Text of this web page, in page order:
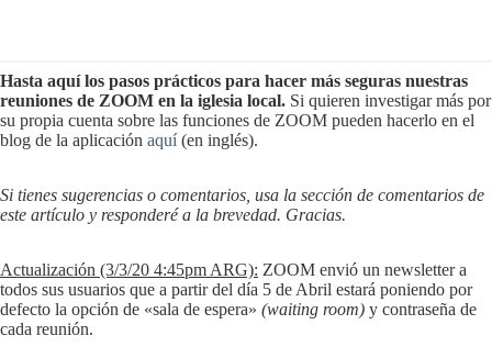
Hasta aquí los pasos prácticos para hacer más seguras nuestras
reuniones de ZOOM en la iglesia local. Si quieren investigar más por
su propia cuenta sobre las funciones de ZOOM pueden hacerlo en el
blog de la aplicación aquí(en inglés).
Si tienes sugerencias o comentarios, usa la sección de comentarios de
este artículo y responderé a la brevedad. Gracias.
Actualización (3/3/20 4:45pm ARG): ZOOM envió un newsletter a
todos sus usuarios que a partir del día 5 de Abril estará poniendo por
defecto la opción de «sala de espera» (waiting room) y contraseña de
cada reunión.